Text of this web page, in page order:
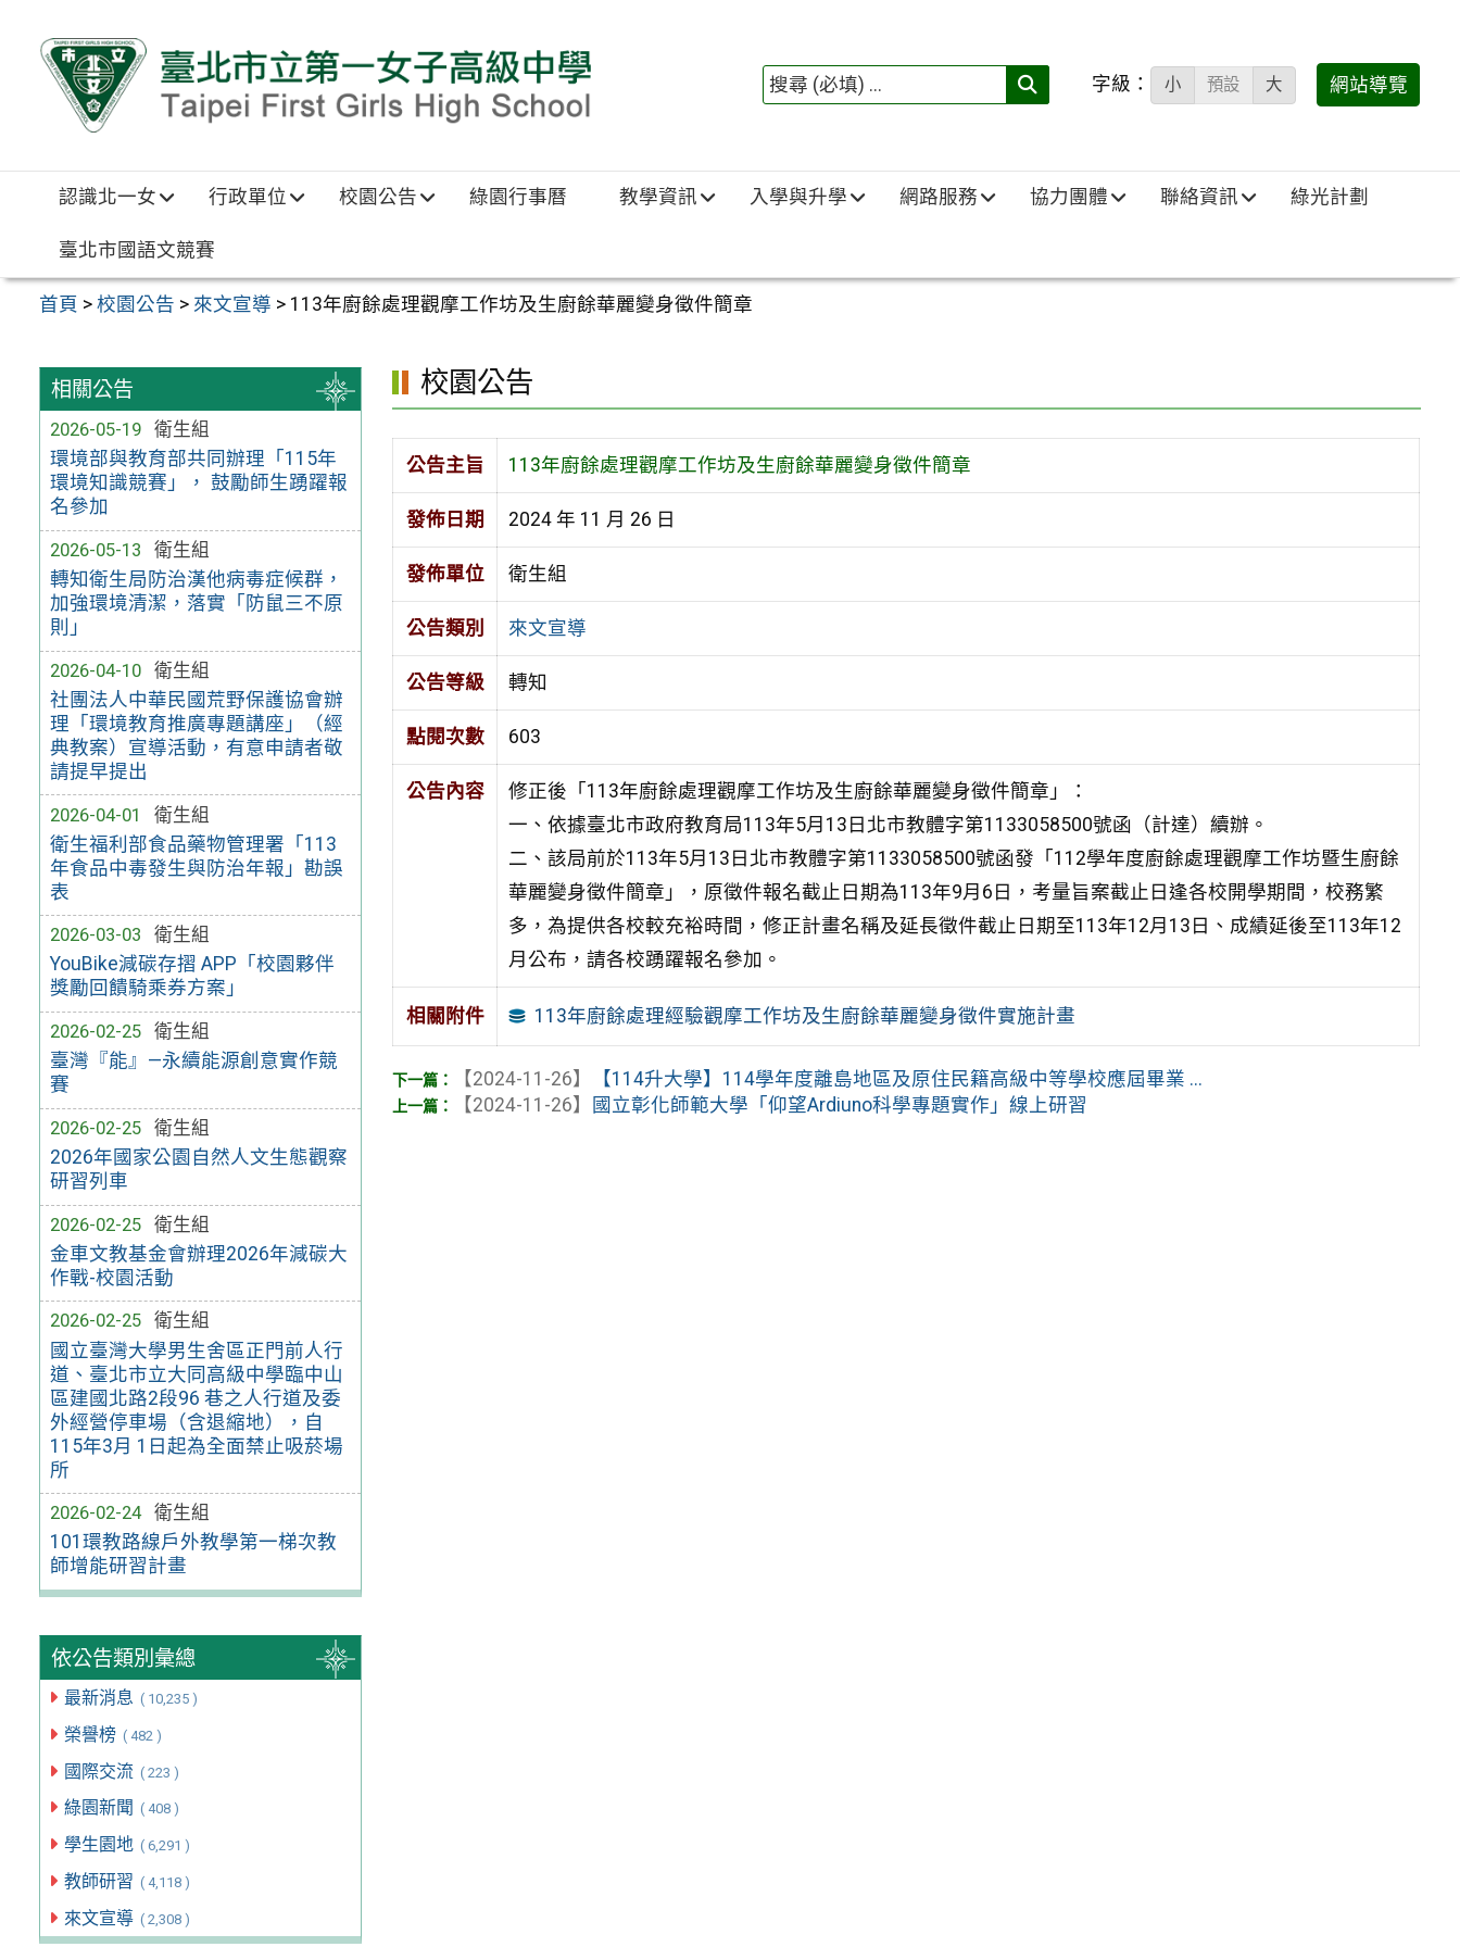
搜
填)：
字級： 小 預設 大 網站導覽
認識北一女 行政單位 校園公告 綠園行事曆 教學資訊 入學與升學 網路服務 協力團體 聯絡資訊 綠光計劃
臺北市國語文競賽
首頁 >校園公告 > 來文宣導 > 113年廚餘處理觀摩工作坊及生廚餘華麗變身徵件簡章
相關公告
2026-05-19
衛生組
環境部與教育部共同辦理「115年
環境知識競賽」， 鼓勵師生踴躍報
名參加
2026-05-13
衛生組
轉知衛生局防治漢他病毒症候群，
加強環境清潔，落實「防鼠三不原
則」
2026-04-10
衛生組
社團法人中華民國荒野保護協會辦
理「環境教育推廣專題講座」（經
典教案）宣導活動，有意申請者敬
請提早提出
2026-04-01
衛生組
衛生福利部食品藥物管理署「113
年食品中毒發生與防治年報」勘誤
表
2026-03-03
衛生組
YouBike減碳存摺 APP「校園夥伴
獎勵回饋騎乘券方案」
2026-02-25
衛生組
臺灣『能』—永續能源創意實作競
賽
2026-02-25
衛生組
2026年國家公園自然人文生態觀察
研習列車
2026-02-25
衛生組
金車文教基金會辦理2026年減碳大
作戰-校園活動
2026-02-25
衛生組
國立臺灣大學男生舍區正門前人行
道、臺北市立大同高級中學臨中山
區建國北路2段96 巷之人行道及委
外經營停車場（含退縮地），自
115年3月 1日起為全面禁止吸菸場
所
2026-02-24
衛生組
101環教路線戶外教學第一梯次教
師增能研習計畫
依公告類別彙總
最新消息 ( 10,235 )
榮譽榜 ( 482 )
國際交流 ( 223 )
綠園新聞 ( 408 )
學生園地 ( 6,291 )
教師研習 ( 4,118 )
來文宣導 ( 2,308 )
校園公告
公告主旨 113年廚餘處理觀摩工作坊及生廚餘華麗變身徵件簡章
發佈日期 2024 年 11 月 26 日
發佈單位 衛生組
公告類別 來文宣導
公告等級 轉知
點閱次數 603
公告內容
修正後「113年廚餘處理觀摩工作坊及生廚餘華麗變身徵件簡章」：
一、依據臺北市政府教育局113年5月13日北市教體字第1133058500號函（計達）續辦。
二、該局前於113年5月13日北市教體字第1133058500號函發「112學年度廚餘處理觀摩工作坊暨生廚餘
華麗變身徵件簡章」，原徵件報名截止日期為113年9月6日，考量旨案截止日逢各校開學期間，校務繁
多，為提供各校較充裕時間，修正計畫名稱及延長徵件截止日期至113年12月13日、成績延後至113年12
月公布，請各校踴躍報名參加。
相關附件 113年廚餘處理經驗觀摩工作坊及生廚餘華麗變身徵件實施計畫
【2024-11-26】
【114升大學】114學年度離島地區及原住民籍高級中等學校應屆畢業 ...
【2024-11-26】 國立彰化師範大學「仰望Ardiuno科學專題實作」線上研習